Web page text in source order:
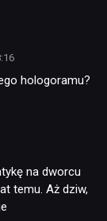
hologoramu?
na dworcu
temu. Aż dziw,